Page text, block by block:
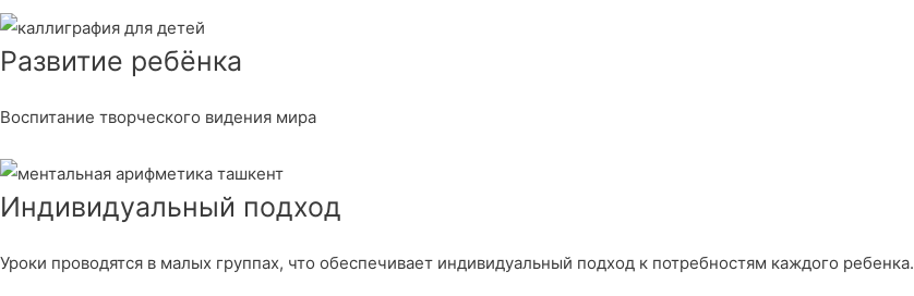
Развитие ребёнка
Воспитание творческого видения мира
Индивидуальный подход
Уроки проводятся в малых группах, что обеспечивает индивидуальный подход к потребностям каждого ребенка.